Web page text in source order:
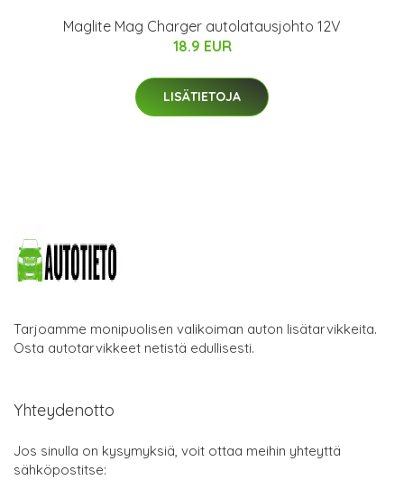
Maglite Mag Charger autolatausjohto 12V
18.9 EUR
LISÄTIETOJA
Tarjoamme monipuolisen valikoiman auton lisätarvikkeita.
Osta autotarvikkeet netistä edullisesti.
Yhteydenotto
Jos sinulla on kysymyksiä, voit ottaa meihin yhteyttä
sähköpostitse: